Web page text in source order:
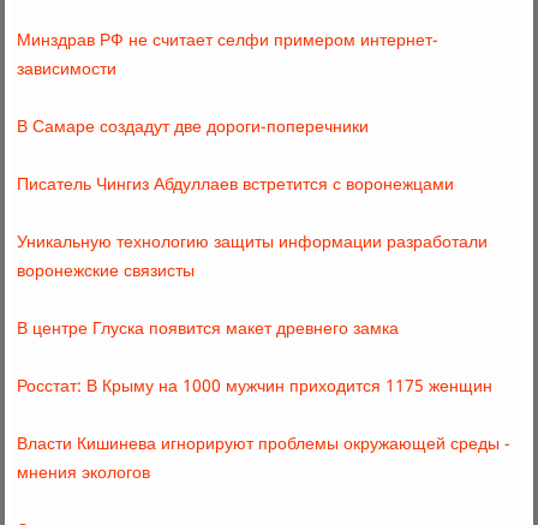
Минздрав РФ не считает селфи примером интернет-
зависимости
В Самаре создадут две дороги-поперечники
Писатель Чингиз Абдуллаев встретится с воронежцами
Уникальную технологию защиты информации разработали
воронежские связисты
В центре Глуска появится макет древнего замка
Росстат: В Крыму на 1000 мужчин приходится 1175 женщин
Власти Кишинева игнорируют проблемы окружающей среды -
мнения экологов